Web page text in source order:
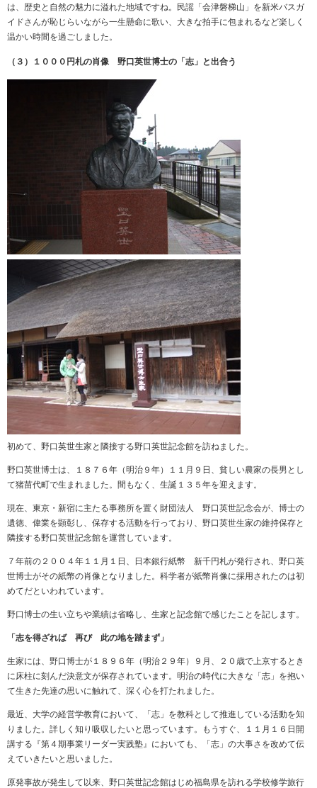
は、歴史と自然の魅力に溢れた地域ですね。民謡「会津磐梯山」を新米バスガ
イドさんが恥じらいながら一生懸命に歌い、大きな拍手に包まれるなど楽しく
温かい時間を過ごしました。
（３）１０００円札の肖像 野口英世博士の「志」と出合う
初めて、野口英世生家と隣接する野口英世記念館を訪ねました。
野口英世博士は、１８７６年（明治９年）１１月９日、貧しい農家の長男とし
て猪苗代町で生まれました。間もなく、生誕１３５年を迎えます。
現在、東京・新宿に主たる事務所を置く財団法人 野口英世記念会が、博士の
遺徳、偉業を顕彰し、保存する活動を行っており、野口英世生家の維持保存と
隣接する野口英世記念館を運営しています。
７年前の２００４年１１月１日、日本銀行紙幣 新千円札が発行され、野口英
世博士がその紙幣の肖像となりました。科学者が紙幣肖像に採用されたのは初
めてだといわれています。
野口博士の生い立ちや業績は省略し、生家と記念館で感じたことを記します。
「志を得ざれば 再び 此の地を踏まず」
生家には、野口博士が１８９６年（明治２９年）９月、２０歳で上京するとき
に床柱に刻んだ決意文が保存されています。明治の時代に大きな「志」を抱い
て生きた先達の思いに触れて、深く心を打たれました。
最近、大学の経営学教育において、「志」を教科として推進している活動を知
りました。詳しく知り吸収したいと思っています。もうすぐ、１１月１６日開
講する『第４期事業リーダー実践塾』においても、「志」の大事さを改めて伝
えていきたいと思いました。
原発事故が発生して以来、野口英世記念館はじめ福島県を訪れる学校修学旅行